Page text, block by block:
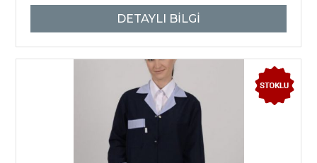
DETAYLI BİLGİ